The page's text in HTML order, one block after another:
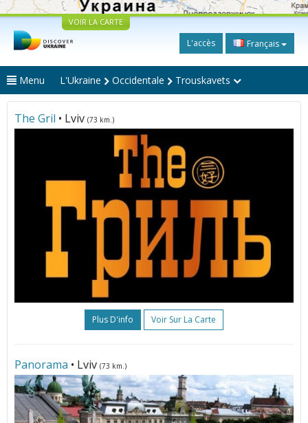
VOIR LA CARTE
L'accès Français
Menu L'Ukraine Occidentale Trouskavets
Тhе Gril • Lviv (73 km.)
Plus D'info Voir Sur La Carte
Panorama • Lviv (73 km.)